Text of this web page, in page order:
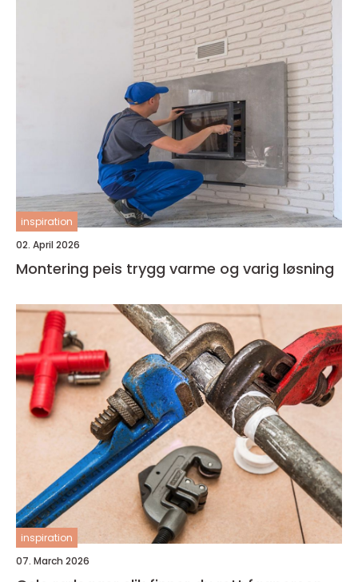
inspiration
02. April 2026
Montering peis trygg varme og varig løsning
inspiration
07. March 2026